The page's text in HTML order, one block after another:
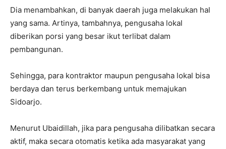
Dia menambahkan, di banyak daerah juga melakukan hal
yang sama. Artinya, tambahnya, pengusaha lokal
diberikan porsi yang besar ikut terlibat dalam
pembangunan.
Sehingga, para kontraktor maupun pengusaha lokal bisa
berdaya dan terus berkembang untuk memajukan
Sidoarjo.
Menurut Ubaidillah, jika para pengusaha dilibatkan secara
aktif, maka secara otomatis ketika ada masyarakat yang